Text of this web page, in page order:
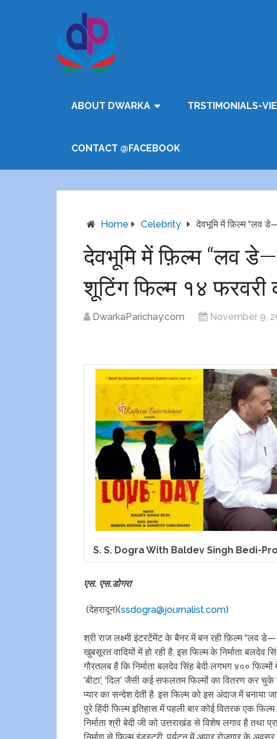
ABOUT DWARKA TRSTIMONIALS-
CONTACT @FACEBOOK
Home Celebrity देवभूमि में फ़िल्म “लव
देवभूमि में फ़िल्म “लव
शूटिंग फिल्म १४ फरवरी
DwarkaParichay.com November 9,
S. S. Dogra With Baldev Singh Bedi-
एस. एस.डोगरा
(देहरादून)(ssdogra@journalist.com)
श्री राज लक्ष्मी इंटरटेंमेंट के बैनर में बन रही फ़िल्म “लव
खुबसूरत वादियों में हो रही है. इस फिल्म के निर्माता बलदेव
गौरतलब है कि निर्माता बलदेव सिंह बेदी लगभग ४०० फिल्मों
‘बीटा’, ‘दिल’ जैसी कई सफलतम फिल्मों का वितरण कर
प्यार का सन्देश देती है. इस फिल्म को इस अंदाज में बनाया
पुरे हिंदी फिल्म इतिहास में पहली बार कोई वितरक एक
निर्माता श्री बेदी जी को उत्तराखंड से विशेष लगाव है तथा